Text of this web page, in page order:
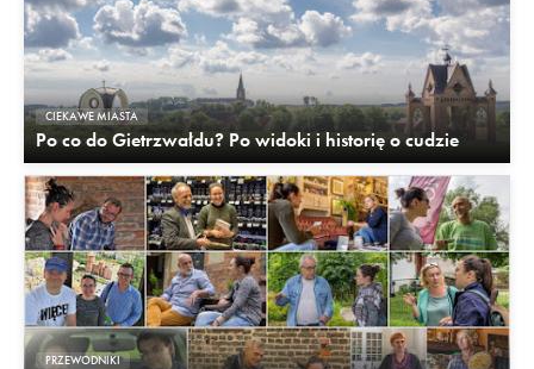
CIEKAWE MIASTA
Po co do Gietrzwałdu? Po widoki i historię o cudzie
PRZEWODNIKI